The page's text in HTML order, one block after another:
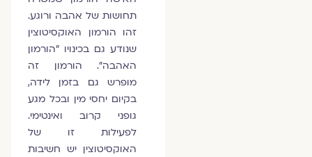
תחושות של אהבה ורוגע.
זהו הורמון האוקסיטוצין
שנודע גם בכינויו "הורמון
האהבה". הורמון זה
מופרש גם בזמן לידה,
בקיום יחסי מין ובכל מגע
גופני קרוב ואינטימי.
לפעילות זו של
האוקסיטוצין יש חשיבות